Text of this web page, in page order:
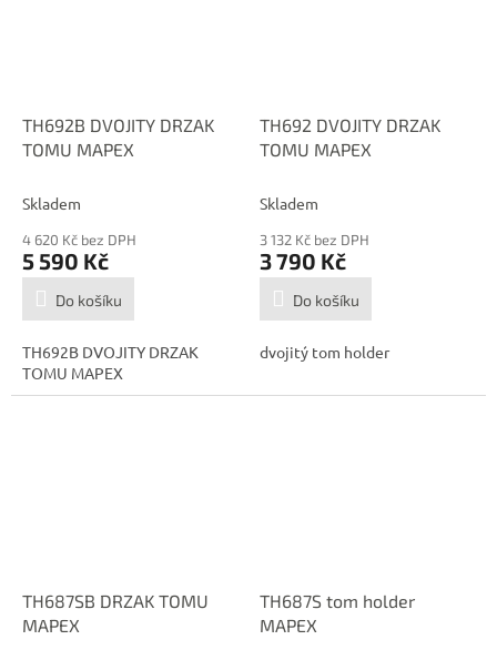
TH692B DVOJITY DRZAK
TOMU MAPEX
Skladem
4 620 Kč bez DPH
5 590 Kč
Do košíku
TH692B DVOJITY DRZAK
TOMU MAPEX
TH692 DVOJITY DRZAK
TOMU MAPEX
Skladem
3 132 Kč bez DPH
3 790 Kč
Do košíku
dvojitý tom holder
TH687SB DRZAK TOMU
MAPEX
TH687S tom holder
MAPEX